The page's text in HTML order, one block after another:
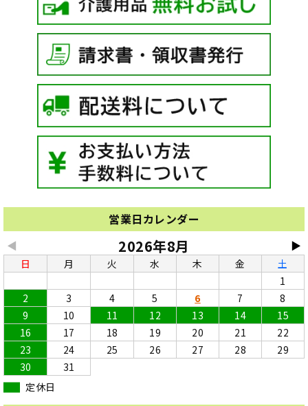
営業日カレンダー
◀ ▶
2026年8月
日 月 火 水 木 金
土
1
2
3 4 5 6 7
8
9
10 11 12 13 14
15
16
17 18 19 20 21
22
23
24 25 26 27 28
29
30
31
定休日